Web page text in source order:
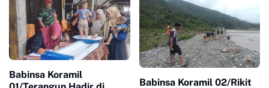
Babinsa Koramil
Babinsa Koramil 02/Rikit